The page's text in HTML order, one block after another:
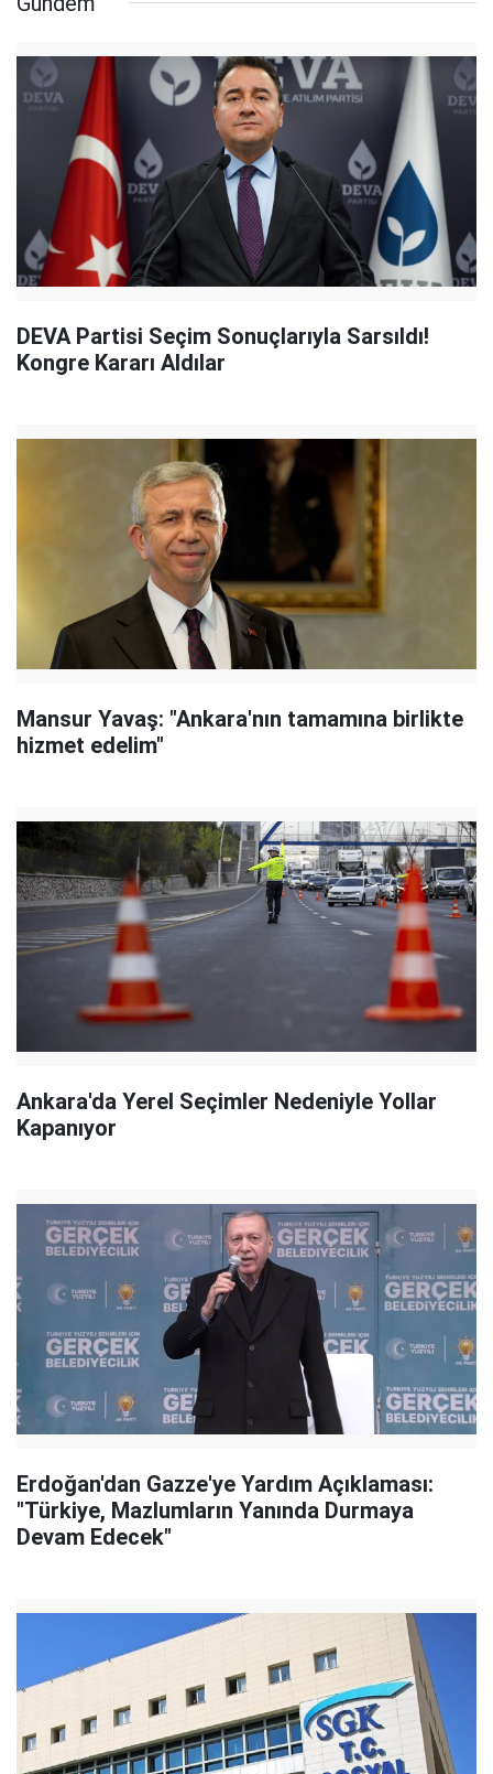
DEVA Partisi Seçim Sonuçlarıyla Sarsıldı!
Kongre Kararı Aldılar
Mansur Yavaş: "Ankara'nın tamamına birlikte
hizmet edelim"
Ankara'da Yerel Seçimler Nedeniyle Yollar
Kapanıyor
Erdoğan'dan Gazze'ye Yardım Açıklaması:
"Türkiye, Mazlumların Yanında Durmaya
Devam Edecek"